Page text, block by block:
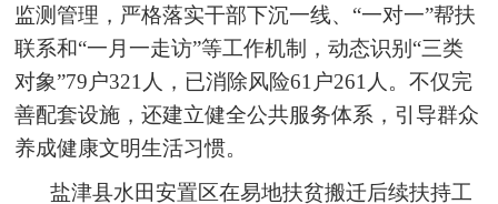
监测管理，严格落实干部下沉一线、“一对一”帮扶
联系和“一月一走访”等工作机制，动态识别“三类
对象”79户321人，已消除风险61户261人。不仅完
善配套设施，还建立健全公共服务体系，引导群众
养成健康文明生活习惯。
盐津县水田安置区在易地扶贫搬迁后续扶持工